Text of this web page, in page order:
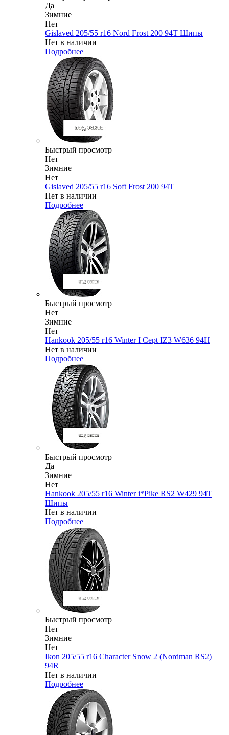
Да
Зимние
Нет
Gislaved 205/55 r16 Nord Frost 200 94T Шипы
Нет в наличии
Подробнее
Быстрый просмотр
Нет
Зимние
Нет
Gislaved 205/55 r16 Soft Frost 200 94T
Нет в наличии
Подробнее
Быстрый просмотр
Нет
Зимние
Нет
Hankook 205/55 r16 Winter I Cept IZ3 W636 94H
Нет в наличии
Подробнее
Быстрый просмотр
Да
Зимние
Нет
Hankook 205/55 r16 Winter i*Pike RS2 W429 94T
Шипы
Нет в наличии
Подробнее
Быстрый просмотр
Нет
Зимние
Нет
Ikon 205/55 r16 Character Snow 2 (Nordman RS2)
94R
Нет в наличии
Подробнее